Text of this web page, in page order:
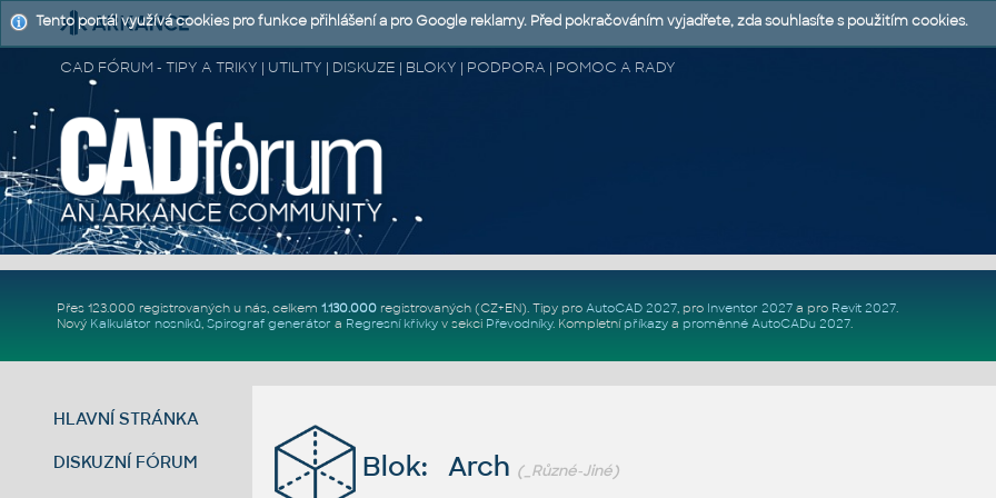
CAD FÓRUM - TIPY A TRIKY | UTILITY | DISKUZE | BLOKY | PODPORA | POMOC A RADY
Přes 123.000 registrovaných u nás, celkem 1.130.000registrovaných (CZ+EN). Tipy pro AutoCAD 2027, pro Inventor 2027a pro Revit 2027.
Nový Kalkulátor nosníků, Spirograf generátor a Regresní křivkyv sekci Převodníky. Kompletní příkazya proměnné AutoCADu 2027.
HLAVNÍ STRÁNKA
DISKUZNÍ FÓRUM Blok: Arch (_Různé-Jiné)
Tento portál využívá cookies pro funkce přihlášení a pro Google reklamy. Před pokračováním vyjadřete, zda souhlasíte s použitím cookies.